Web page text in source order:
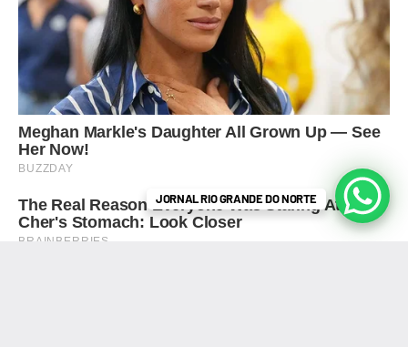
JORNAL RIO GRANDE DO NORTE